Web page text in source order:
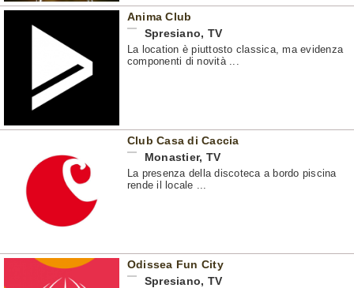
Anima Club
Spresiano, TV
La location è piuttosto classica, ma evidenza
componenti di novità ...
Club Casa di Caccia
Monastier, TV
La presenza della discoteca a bordo piscina
rende il locale ...
Odissea Fun City
Spresiano, TV